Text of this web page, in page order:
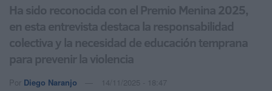
Ha sido reconocida con el Premio Menina 2025,
en esta entrevista destaca la responsabilidad
colectiva y la necesidad de educación temprana
para prevenir la violencia
Por Diego Naranjo 14/11/2025 - 18:47